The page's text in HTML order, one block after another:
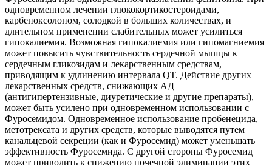
одновременном лечении глюкокортикостероидами,
карбеноксолоном, солодкой в больших количествах, и
длительном применении слабительных может усилиться
гипокалиемия. Возможная гипокалиемия или гипомагниемия
может повысить чувствительность сердечной мышцы к
сердечным гликозидам и лекарственным средствам,
приводящим к удлинению интервала QT. Действие других
лекарственных средств, снижающих АД
(антигипертензивные, диуретические и другие препараты),
может быть усилено при одновременном использовании с
Фуросемидом. Одновременное использование пробенецида,
метотрексата и других средств, которые выводятся путем
канальцевой секреции (как и Фуросемид) может уменьшать
эффективность Фуросемида. С другой стороны Фуросемид
может приводить к снижению почечной элиминации этих